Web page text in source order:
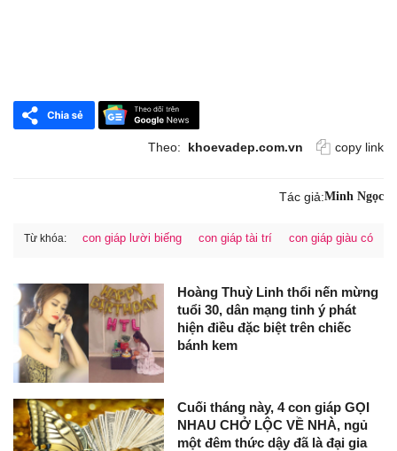
Theo: khoevadep.com.vn copy link
Tác giả:Minh Ngọc
Từ khóa: con giáp lười biếng con giáp tài trí con giáp giàu có
Hoàng Thuỳ Linh thổi nến mừng
tuổi 30, dân mạng tinh ý phát
hiện điều đặc biệt trên chiếc
bánh kem
Cuối tháng này, 4 con giáp GỌI
NHAU CHỞ LỘC VỀ NHÀ, ngủ
một đêm thức dậy đã là đại gia